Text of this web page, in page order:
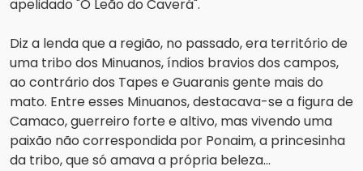
apelidado "O Leão do Caverá".
Diz a lenda que a região, no passado, era território de
uma tribo dos Minuanos, índios bravios dos campos,
ao contrário dos Tapes e Guaranis gente mais do
mato. Entre esses Minuanos, destacava-se a figura de
Camaco, guerreiro forte e altivo, mas vivendo uma
paixão não correspondida por Ponaim, a princesinha
da tribo, que só amava a própria beleza...